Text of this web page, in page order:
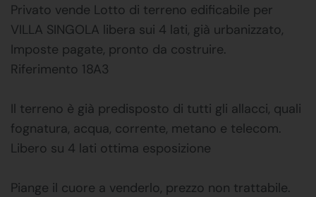
Privato vende Lotto di terreno edificabile per
VILLA SINGOLA libera sui 4 lati, già urbanizzato,
Imposte pagate, pronto da costruire.
Riferimento 18A3
Il terreno è già predisposto di tutti gli allacci, quali
fognatura, acqua, corrente, metano e telecom.
Libero su 4 lati ottima esposizione
Piange il cuore a venderlo, prezzo non trattabile.